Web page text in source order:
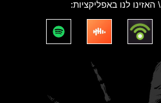
\ האזינו לנו באפליקציות: